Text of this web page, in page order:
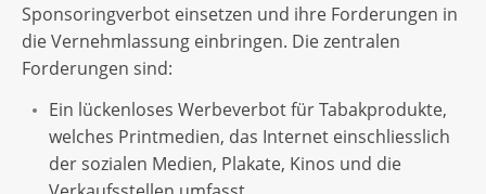
Sponsoringverbot einsetzen und ihre Forderungen in
die Vernehmlassung einbringen. Die zentralen
Forderungen sind:
Ein lückenloses Werbeverbot für Tabakprodukte,
welches Printmedien, das Internet einschliesslich
der sozialen Medien, Plakate, Kinos und die